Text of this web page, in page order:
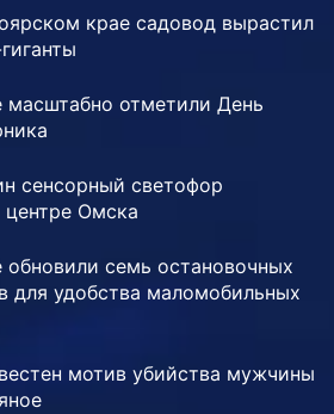
крае садовод вырастил
масштабно отметили День
сенсорный светофор
центре Омска
семь остановочных
для удобства маломобильных
мотив убийства мужчины